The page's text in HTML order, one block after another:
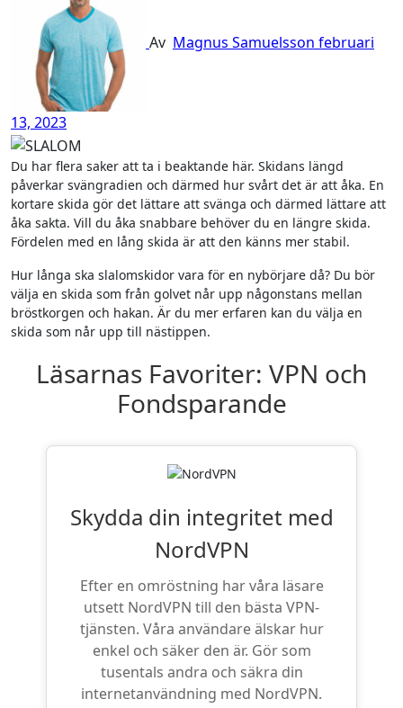
Av Magnus Samuelsson februari
13, 2023
Du har flera saker att ta i beaktande här. Skidans längd
påverkar svängradien och därmed hur svårt det är att åka. En
kortare skida gör det lättare att svänga och därmed lättare att
åka sakta. Vill du åka snabbare behöver du en längre skida.
Fördelen med en lång skida är att den känns mer stabil.
Hur långa ska slalomskidor vara för en nybörjare då? Du bör
välja en skida som från golvet når upp någonstans mellan
bröstkorgen och hakan. Är du mer erfaren kan du välja en
skida som når upp till nästippen.
Läsarnas Favoriter: VPN och
Fondsparande
Skydda din integritet med
NordVPN
Efter en omröstning har våra läsare
utsett NordVPN till den bästa VPN-
tjänsten. Våra användare älskar hur
enkel och säker den är. Gör som
tusentals andra och säkra din
internetanvändning med NordVPN.